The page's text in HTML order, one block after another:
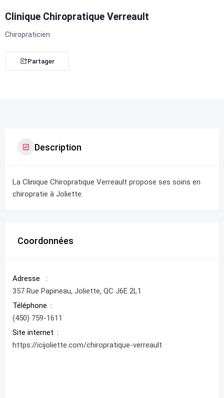
Clinique Chiropratique Verreault
Chiropraticien
Partager
Description
La Clinique Chiropratique Verreault propose ses soins en
chiropratie à Joliette.
Coordonnées
Adresse
357 Rue Papineau, Joliette, QC J6E 2L1
Téléphone
(450) 759-1611
Site internet
https://icijoliette.com/chiropratique-verreault